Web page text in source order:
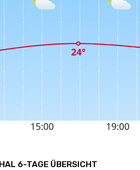
6-TAGE ÜBERSICHT